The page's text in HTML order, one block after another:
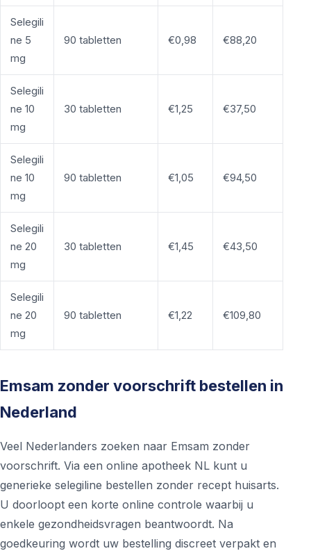
Selegili
ne 5
mg
90 tabletten €0,98 €88,20
Selegili
ne 10
mg
30 tabletten €1,25 €37,50
Selegili
ne 10
mg
90 tabletten €1,05 €94,50
Selegili
ne 20
mg
30 tabletten €1,45 €43,50
Selegili
ne 20
mg
90 tabletten €1,22 €109,80
Emsam zonder voorschrift bestellen in
Nederland
Veel Nederlanders zoeken naar Emsam zonder
voorschrift. Via een online apotheek NL kunt u
generieke selegiline bestellen zonder recept huisarts.
U doorloopt een korte online controle waarbij u
enkele gezondheidsvragen beantwoordt. Na
goedkeuring wordt uw bestelling discreet verpakt en